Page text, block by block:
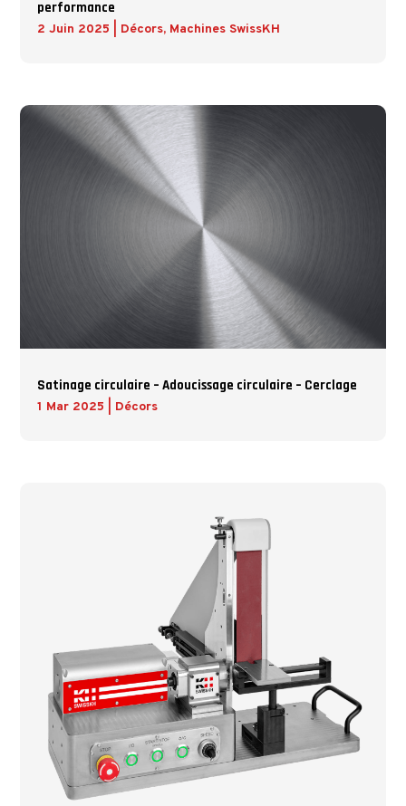
performance
2 Juin 2025 Décors, Machines SwissKH
Satinage circulaire – Adoucissage circulaire – Cerclage
1 Mar 2025 Décors